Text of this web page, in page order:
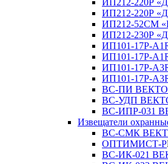
ИП212-220Р
ИП212-220Р
ИП212-52СМ
ИП212-230Р
ИП101-17Р-
ИП101-17Р-
ИП101-17Р-
ИП101-17Р-
ВС-ПИ
ВС-УДП
ВС-ИПР-031
Извещатели
ВС-СМК
ОПТИМИСТ-Р
ВС-ИК-021